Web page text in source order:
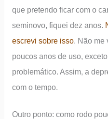
que pretendo ficar com o
seminovo, fiquei dez anos.
escrevi sobre isso. Não me
poucos anos de uso,
problemático. Assim, a
com o tempo.
Outro ponto: como rodo